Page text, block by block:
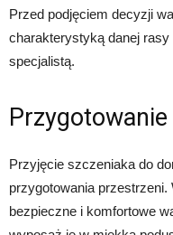
Przed podjęciem decyzji
charakterystyką danej
specjalistą.
Przyjęcie szczeniaka do
przygotowania
bezpieczne i komfortowe